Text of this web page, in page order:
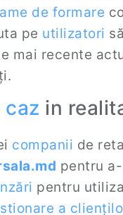
de formare
pe utilizatori
mai recente
caz in
companii de
pentru
pentru
a